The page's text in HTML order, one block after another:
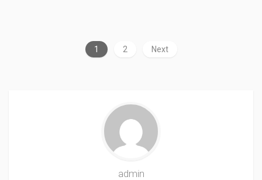
1 2 Next
admin